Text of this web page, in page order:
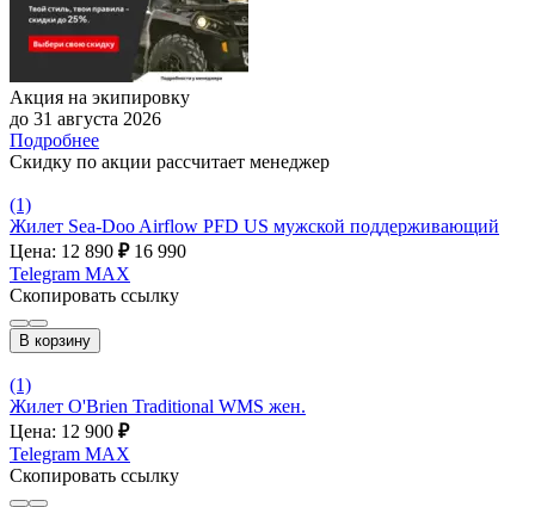
Акция на экипировку
до 31 августа 2026
Подробнее
Скидку по акции рассчитает менеджер
(1)
Жилет Sea-Doo Airflow PFD US мужской поддерживающий
Цена: 12 890 ₽ 16 990
Telegram MAX
Скопировать ссылку
В корзину
(1)
Жилет O'Brien Traditional WMS жен.
Цена: 12 900 ₽
Telegram MAX
Скопировать ссылку